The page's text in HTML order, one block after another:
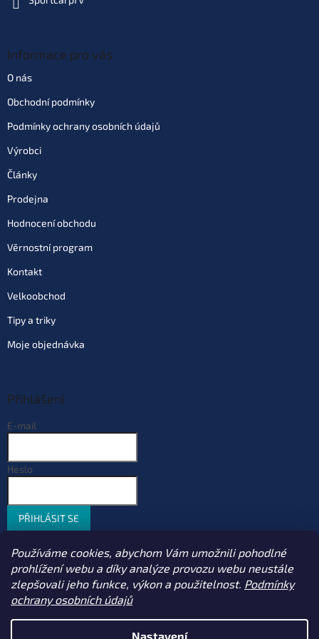
Používáme cookies, abychom Vám umožnili pohodlné
prohlížení webu a díky analýze provozu webu neustále
zlepšovali jeho funkce, výkon a použitelnost. Podmínky
ochrany osobních údajů
Nastavení
Informace pro vás
O nás
Obchodní podmínky
Podmínky ochrany osobních údajů
Výrobci
Články
Prodejna
Hodnocení obchodu
Věrnostní program
Kontakt
Velkoobchod
Tipy a triky
Moje objednávka
Přihlášení
E-mail
Heslo
PŘIHLÁSIT SE